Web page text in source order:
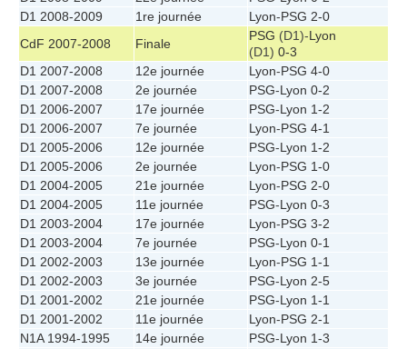
D1 2008-2009
1re journée Lyon-PSG 2-0
CdF 2007-2008
Finale
PSG (D1)-Lyon
(D1) 0-3
D1 2007-2008
12e journée Lyon-PSG 4-0
D1 2007-2008
2e journée PSG-Lyon 0-2
D1 2006-2007
17e journée PSG-Lyon 1-2
D1 2006-2007
7e journée Lyon-PSG 4-1
D1 2005-2006
12e journée PSG-Lyon 1-2
D1 2005-2006
2e journée Lyon-PSG 1-0
D1 2004-2005
21e journée Lyon-PSG 2-0
D1 2004-2005
11e journée PSG-Lyon 0-3
D1 2003-2004
17e journée Lyon-PSG 3-2
D1 2003-2004
7e journée PSG-Lyon 0-1
D1 2002-2003
13e journée Lyon-PSG 1-1
D1 2002-2003
3e journée PSG-Lyon 2-5
D1 2001-2002
21e journée PSG-Lyon 1-1
D1 2001-2002
11e journée Lyon-PSG 2-1
N1A 1994-1995
14e journée PSG-Lyon 1-3